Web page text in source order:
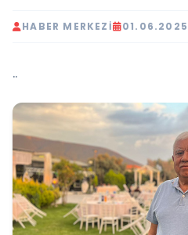
HABER MERKEZI
..